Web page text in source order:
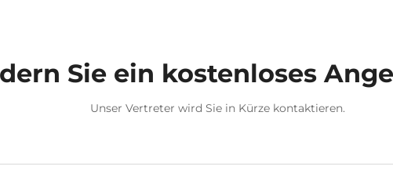
Sie ein kostenloses
Unser Vertreter wird Sie in Kürze kontaktieren.